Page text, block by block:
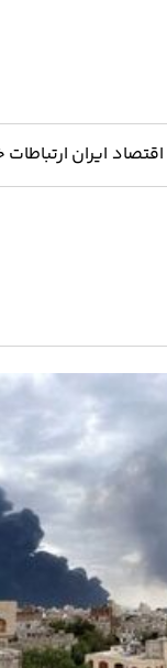
اقتصاد ایران ارتباطات